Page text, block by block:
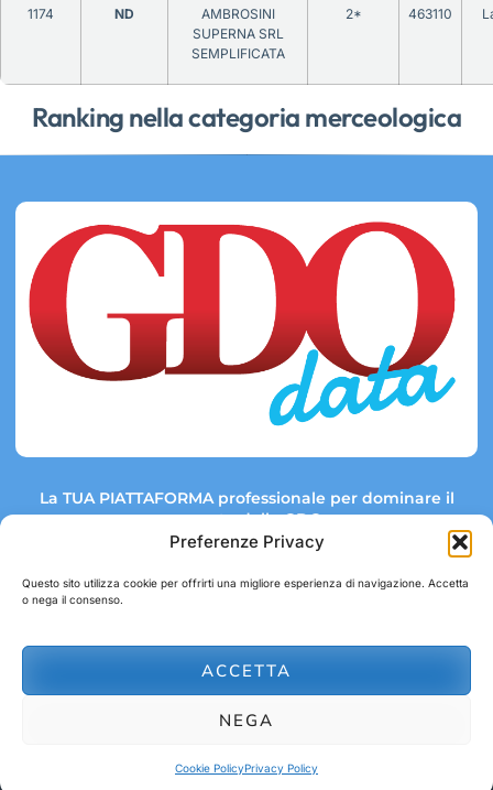
Preferenze Privacy
Questo sito utilizza cookie per offrirti una migliore esperienza di navigazione. Accetta
o nega il consenso.
ACCETTA
NEGA
Cookie PolicyPrivacy Policy
Ranking nella categoria merceologica
1174 ND
AMBROSINI
SUPERNA SRL
SEMPLIFICATA
2* 463110
La TUA PIATTAFORMA professionale per dominare il
mercato della GDO.
Link rapidi:
abbonamenti@gdodata.it
© 2026 GDOData.it - PR Italia Edizioni srl - P.Iva: 03044390353